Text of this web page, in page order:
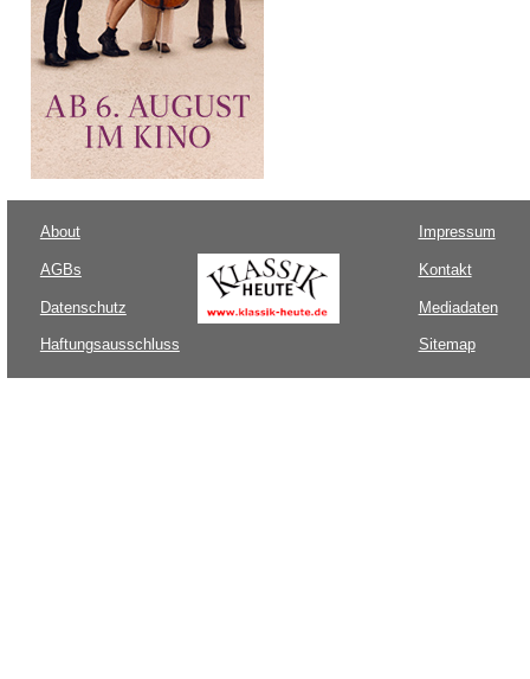
About
AGBs
Datenschutz
Haftungsausschluss
Impressum
Kontakt
Mediadaten
Sitemap